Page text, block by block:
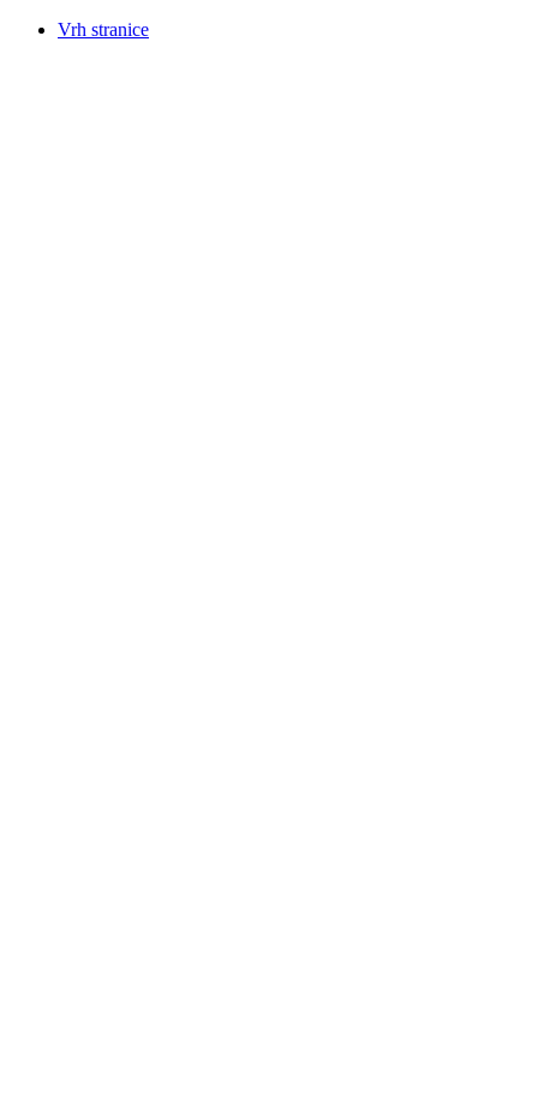
Vrh stranice